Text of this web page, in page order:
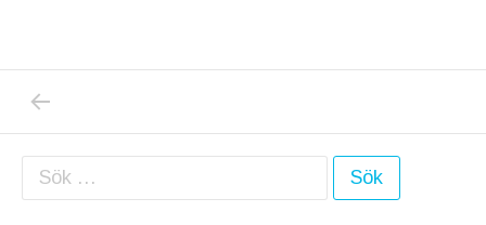
Inläggsnavigering
Sök efter: